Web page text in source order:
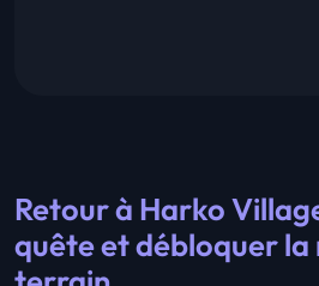
Retour à Harko
quête et débloquer